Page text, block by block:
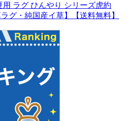
ラグ ひんやり シリーズ虎約
グ・純国産イ草】【送料無料】